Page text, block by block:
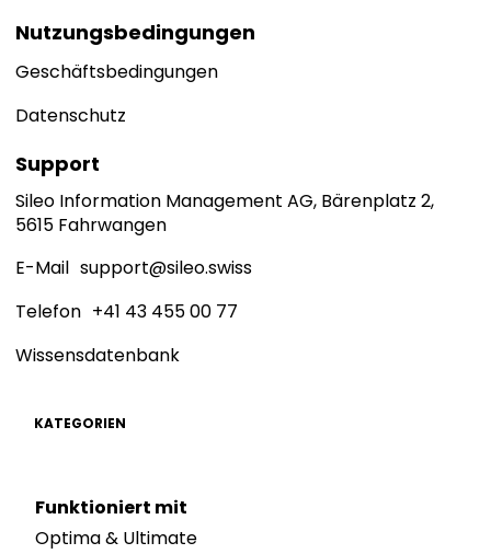
Nutzungsbedingungen
Geschäftsbedingungen
Datenschutz
Support
Sileo Information Management AG, Bärenplatz 2,
5615 Fahrwangen
E-Mail support@sileo.swiss
Telefon +41 43 455 00 77
Wissensdatenbank
KATEGORIEN
Funktioniert mit
Optima & Ultimate